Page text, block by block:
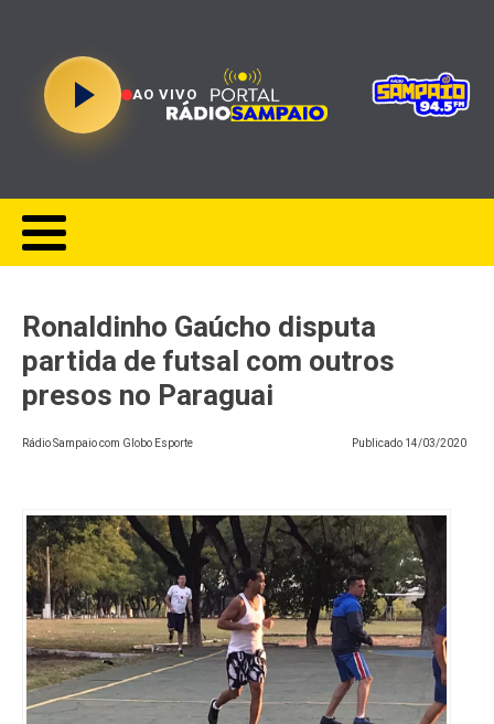
AO VIVO
Ronaldinho Gaúcho disputa
partida de futsal com outros
presos no Paraguai
Rádio Sampaio com Globo Esporte Publicado 14/03/2020